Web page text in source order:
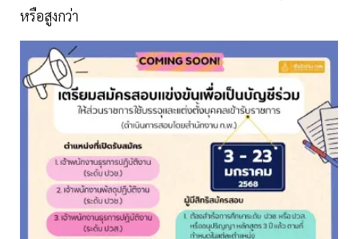
หรือสูงกว่า